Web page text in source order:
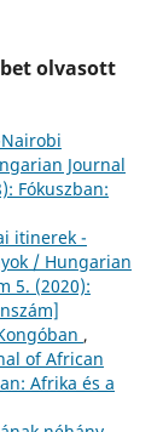
olvasott
Journal
Fókuszban:
itinerek -
/ Hungarian
5. (2020):
,
of African
Afrika és a